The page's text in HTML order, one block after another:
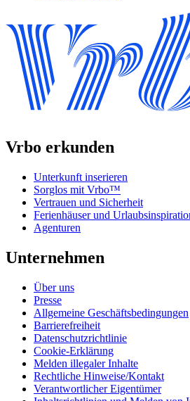
Vrbo erkunden
Unterkunft inserieren
Sorglos mit Vrbo™
Vertrauen und Sicherheit
Ferienhäuser und
Agenturen
Unternehmen
Über uns
Presse
Allgemeine Geschäftsbedingungen
Barrierefreiheit
Datenschutzrichtlinie
Cookie-Erklärung
Melden illegaler Inhalte
Rechtliche Hinweise/Kontakt
Verantwortlicher Eigentümer